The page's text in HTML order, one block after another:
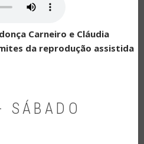
Carneiro e Cláudia
da reprodução assistida